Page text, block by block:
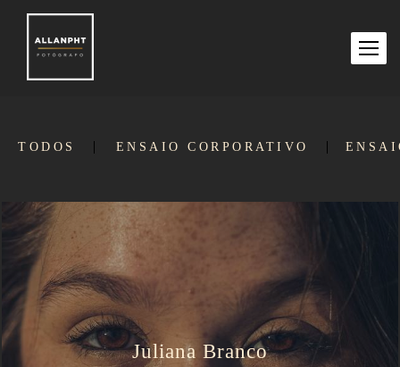
TODOS ENSAIO CORPORATIVO
Juliana Branco